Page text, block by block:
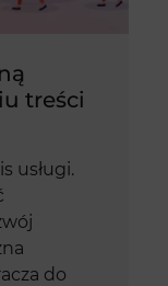
treści
usługi.
do